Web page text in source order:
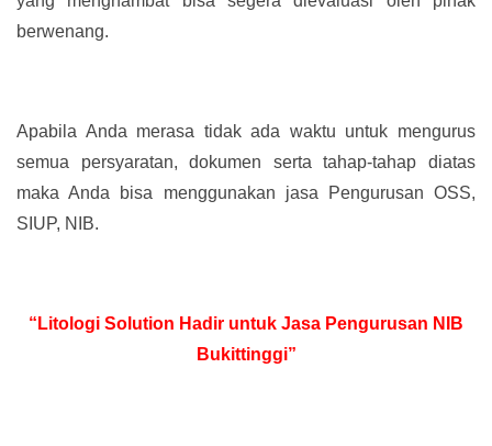
berwenang.
Apabila Anda merasa tidak ada waktu untuk mengurus
semua persyaratan, dokumen serta tahap-tahap diatas
maka Anda bisa menggunakan jasa Pengurusan OSS,
SIUP, NIB.
“Litologi Solution Hadir untuk Jasa Pengurusan NIB
Bukittinggi”